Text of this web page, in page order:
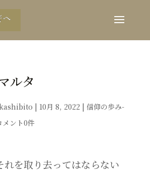
ルタ
| 10月 8, 2022 | 信仰の歩み-
メント0件
れを取り去ってはならない